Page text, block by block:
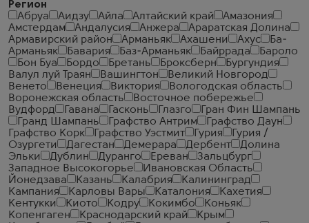
Регион
Абруа
Аидзу Айла Алтайский край
Амазония
Амстердам
Андалусия Анжера
Араратская Долина
Армавирский район
Арманьяк Ахашени Ахус
Ба-
Арманьяк
Бавария Баз-Арманьяк Байррада
Бароло
Бон Буа
Бордо Бретань Броксберн
Бургундия
Валул луй Траян
Вашингтон
Великий Новгород
Венето
Венеция Виктория
Вологодская область
Воронежская область
Восточное побережье
Вудфорд
Гавана Гасконь Глазго
Гран Фин Шампань
Гранд Шампань
Графство Антрим
Графство Даун
Графство Корк
Графство Уэстмит Гурия
Гурия /
Озургети
Дагестан Демерара Дербент
Долина
Эльки
Дублин Дуранго Ереван
Зальцбург
Западное Высокогорье
Ивановская Область
Йонедзава
Казань Калабрия
Калининград
Кампания
Карловы Вары Каталония
Кахетия
Кентукки
Киото Кодру Кокимбо
Коньяк
Копенгаген
Краснодарский край
Крым